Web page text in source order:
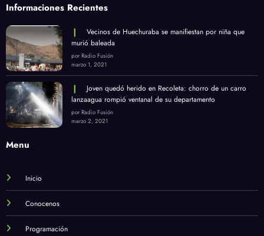
Informaciones Recientes
Vecinos de Huechuraba se manifiestan por niña que
murió baleada
por Radio Fusión
marzo 1, 2021
Joven quedó herido en Recoleta: chorro de un carro
lanzaagua rompió ventanal de su departamento
por Radio Fusión
marzo 2, 2021
Menu
Inicio
Conocenos
Programación